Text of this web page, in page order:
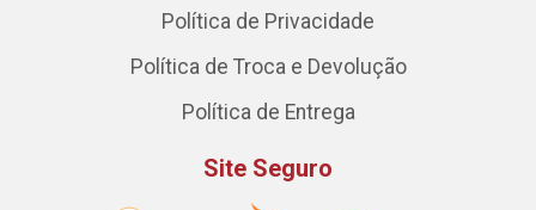
Política de Privacidade
Política de Troca e Devolução
Política de Entrega
Site Seguro